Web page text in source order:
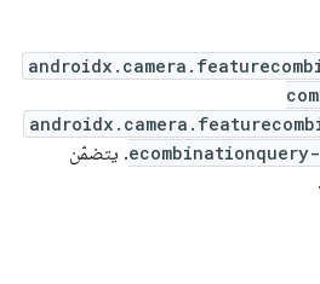
. يتضمّن
.